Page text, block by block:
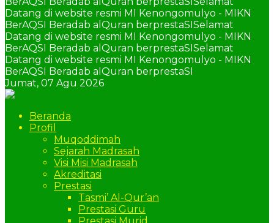
Datang di website resmi MI Kenongomulyo - MIKN
BerAQSI Beradab alQuran berprestaSISelamat
Datang di website resmi MI Kenongomulyo - MIKN
BerAQSI Beradab alQuran berprestaSISelamat
Datang di website resmi MI Kenongomulyo - MIKN
BerAQSI Beradab alQuran berprestaSI
Jumat, 07 Agu 2026
Beranda
Profil
Muqoddimah
Sejarah Madrasah
Visi Misi Madrasah
Akreditasi
Prestasi
Tasmi’ Al-Qur’an
Prestasi Guru